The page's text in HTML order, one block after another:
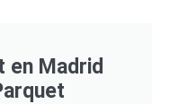
en Madrid